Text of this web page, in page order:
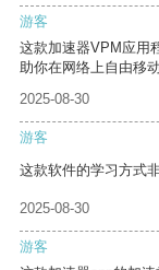
游客
这款加速器VPM应用
助你在网络上自由移动
2025-08-30
游客
这款软件的学习方式
2025-08-30
游客